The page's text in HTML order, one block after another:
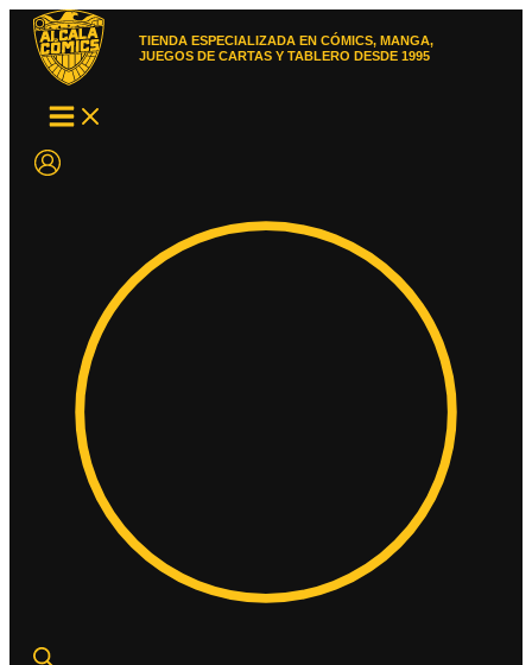
contenido
TIENDA ESPECIALIZADA EN CÓMICS, MANGA,
JUEGOS DE CARTAS Y TABLERO DESDE 1995